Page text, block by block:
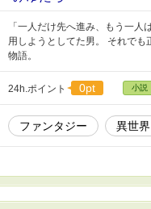
「一人だけ先へ進み、もう一
用しようとしてた男。 それで
物語。
24h.ポイント 0pt 小説
ファンタジー 異世界